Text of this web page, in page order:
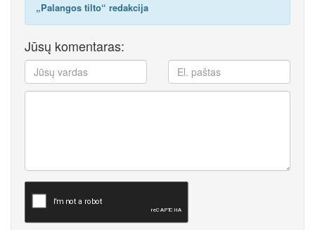
„Palangos tilto“ redakcija
Jūsų komentaras: